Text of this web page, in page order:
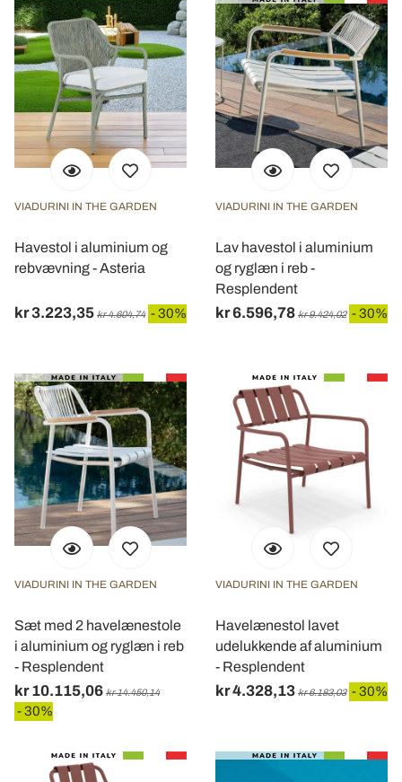
VIADURINI IN THE GARDEN
Havestol i aluminium og
rebvævning - Asteria
kr 3.223,35 kr 4.604,74 - 30%
VIADURINI IN THE GARDEN
Lav havestol i aluminium
og ryglæn i reb -
Resplendent
kr 6.596,78 kr 9.424,02 - 30%
VIADURINI IN THE GARDEN
Sæt med 2 havelænestole
i aluminium og ryglæn i reb
- Resplendent
kr 10.115,06 kr 14.450,14
- 30%
VIADURINI IN THE GARDEN
Havelænestol lavet
udelukkende af aluminium
- Resplendent
kr 4.328,13 kr 6.183,03 - 30%